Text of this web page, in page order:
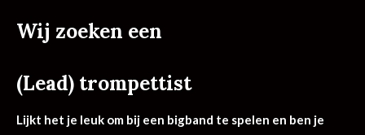
Wij zoeken een
(Lead) trompettist
Lijkt het je leuk om bij een bigband te spelen en ben je